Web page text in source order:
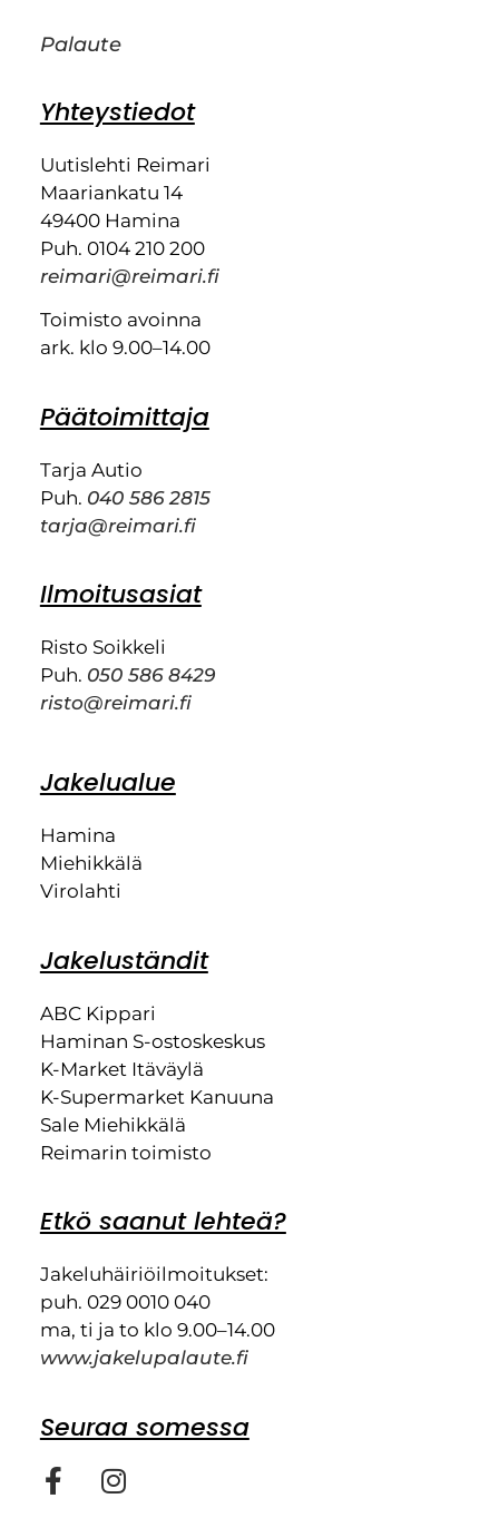
Palaute
Yhteystiedot
Uutislehti Reimari
Maariankatu 14
49400 Hamina
Puh. 0104 210 200
reimari@reimari.fi
Toimisto avoinna
ark. klo 9.00–14.00
Päätoimittaja
Tarja Autio
Puh. 040 586 2815
tarja@reimari.fi
Ilmoitusasiat
Risto Soikkeli
Puh. 050 586 8429
risto@reimari.fi
Jakelualue
Hamina
Miehikkälä
Virolahti
Jakeluständit
ABC Kippari
Haminan S-ostoskeskus
K-Market Itäväylä
K-Supermarket Kanuuna
Sale Miehikkälä
Reimarin toimisto
Etkö saanut lehteä?
Jakeluhäiriöilmoitukset:
puh. 029 0010 040
ma, ti ja to klo 9.00–14.00
www.jakelupalaute.fi
Seuraa somessa